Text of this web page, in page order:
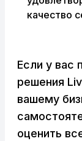
качество
Если у вас
решения
вашему
оценить